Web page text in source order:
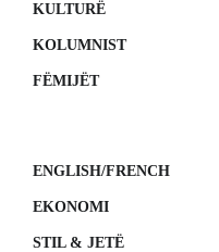
KULTURË
KOLUMNIST
FËMIJËT
ENGLISH/FRENCH
EKONOMI
STIL & JETË